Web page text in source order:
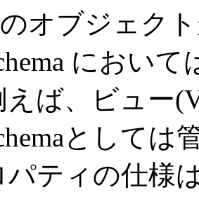
オブジェク
におい
えば、ビュー
として
ティの仕様